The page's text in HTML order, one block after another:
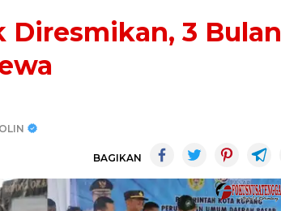
Diresmikan, 3 Bulan
BAGIKAN